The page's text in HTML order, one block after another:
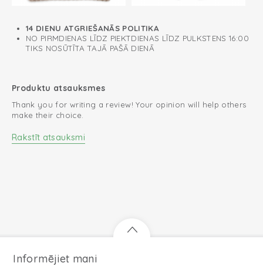
14 DIENU ATGRIEŠANĀS POLITIKA
NO PIRMDIENAS LĪDZ PIEKTDIENAS LĪDZ PULKSTENS 16:00
TIKS NOSŪTĪTA TAJĀ PAŠĀ DIENĀ
Produktu atsauksmes
Thank you for writing a review! Your opinion will help others
make their choice.
Rakstīt atsauksmi
Informējiet mani